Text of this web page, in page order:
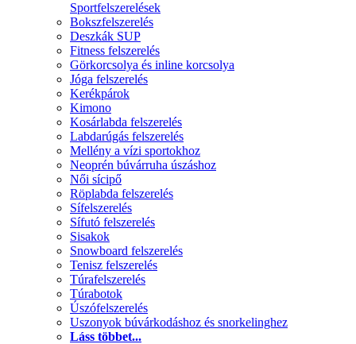
Sportfelszerelések
Bokszfelszerelés
Deszkák SUP
Fitness felszerelés
Görkorcsolya és inline korcsolya
Jóga felszerelés
Kerékpárok
Kimono
Kosárlabda felszerelés
Labdarúgás felszerelés
Mellény a vízi sportokhoz
Neoprén búvárruha úszáshoz
Női sícipő
Röplabda felszerelés
Sífelszerelés
Sífutó felszerelés
Sisakok
Snowboard felszerelés
Tenisz felszerelés
Túrafelszerelés
Túrabotok
Úszófelszerelés
Uszonyok búvárkodáshoz és snorkelinghez
Láss többet...